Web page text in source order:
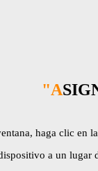
haga clic en
a un